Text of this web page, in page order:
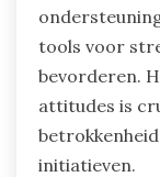
tools voor
bevorderen.
attitudes is
initiatieven.